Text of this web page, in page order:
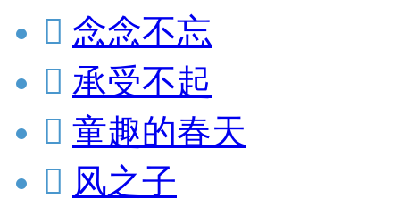
 念念不忘
 承受不起
 童趣的春天
 风之子